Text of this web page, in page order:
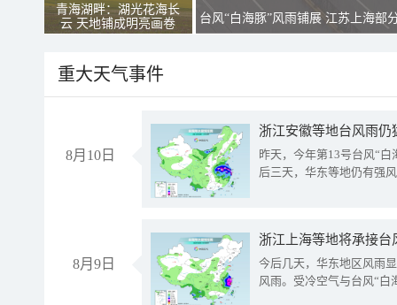
青海湖畔：湖光花海长
云 天地铺成明亮画卷
台风“白海豚”风雨铺展 江苏上海部
重大天气事件
8月10日
浙江安徽等地台风雨
昨天，今年第13号台风“
后三天，华东等地仍有强
8月9日
浙江上海等地将承接台
今后几天，华东地区风雨
风雨。受冷空气与台风“白